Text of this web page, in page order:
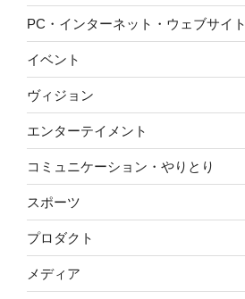
PC・インターネット・ウェブサイト
イベント
ヴィジョン
エンターテイメント
コミュニケーション・やりとり
スポーツ
プロダクト
メディア